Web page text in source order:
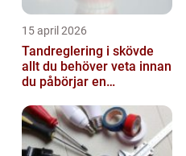
15 april 2026
Tandreglering i skövde
allt du behöver veta innan
du påbörjar en